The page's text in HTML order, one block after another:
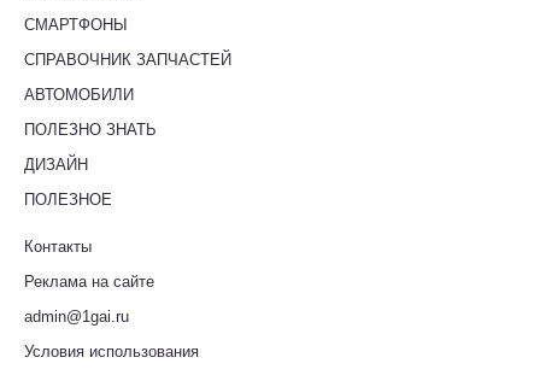
СМАРТФОНЫ
СПРАВОЧНИК ЗАПЧАСТЕЙ
АВТОМОБИЛИ
ПОЛЕЗНО ЗНАТЬ
ДИЗАЙН
ПОЛЕЗНОЕ
Контакты
Реклама на сайте
admin@1gai.ru
Условия использования